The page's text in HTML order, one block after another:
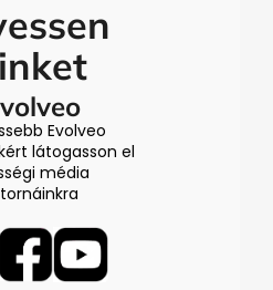
Evolveo
látogasson el
média